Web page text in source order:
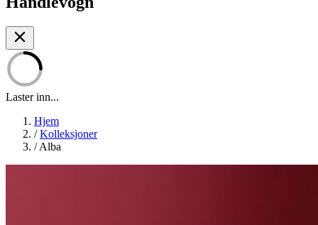
Laster inn...
Hjem
/ Kolleksjoner
/ Alba